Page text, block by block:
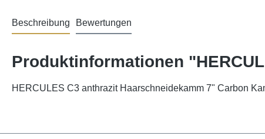
Beschreibung Bewertungen
Produktinformationen
HERCULES C3 anthrazit Haarschneidekamm 7" Carbon